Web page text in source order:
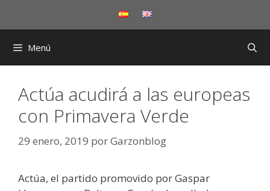
Menú
Actúa acudirá a las europeas
con Primavera Verde
29 enero, 2019 porGarzonblog
Actúa, el partido promovido por Gaspar